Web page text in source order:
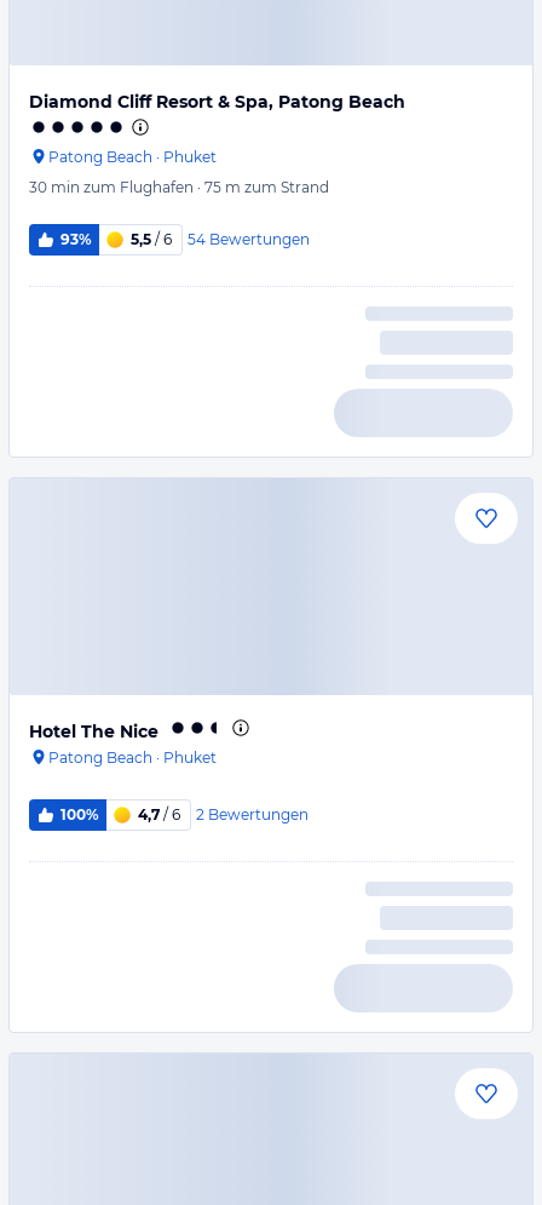
Diamond Cliff Resort & Spa, Patong Beach
Patong Beach · Phuket
30 min zum Flughafen · 75 m zum Strand
93% 5,5 / 6 54 Bewertungen
Hotel The Nice
Patong Beach · Phuket
100% 4,7 / 6 2 Bewertungen